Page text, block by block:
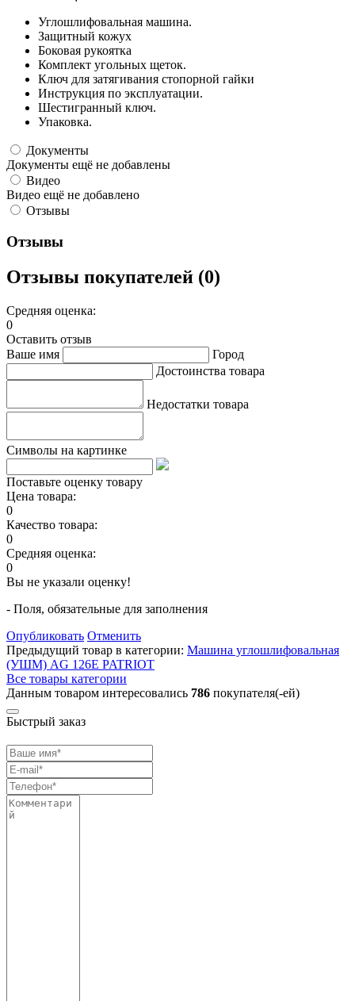
Углошлифовальная машина.
Защитный кожух
Боковая рукоятка
Комплект угольных щеток.
Ключ для затягивания стопорной гайки
Инструкция по эксплуатации.
Шестигранный ключ.
Упаковка.
Документы
Документы ещё не добавлены
Видео
Видео ещё не добавлено
Отзывы
Отзывы
Отзывы покупателей (0)
Средняя оценка:
0
Оставить отзыв
Ваше имя
Город
Достоинства товара
Недостатки товара
Символы на картинке
Поставьте оценку товару
Цена товара:
0
Качество товара:
0
Средняя оценка:
0
Вы не указали оценку!
- Поля, обязательные для заполнения
Опубликовать Отменить
Предыдущий товар в категории: Машина углошлифовальная
(УШМ) AG 126E PATRIOT
Все товары категории
Данным товаром интересовались 786 покупателя(-ей)
Быстрый заказ